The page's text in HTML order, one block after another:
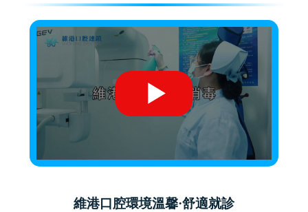
維港口腔環境溫馨·舒適就診